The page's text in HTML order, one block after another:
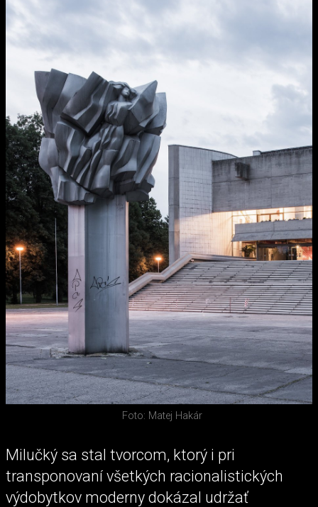
Foto: Matej Hakár
Milučký sa stal tvorcom, ktorý i pri
transponovaní všetkých racionalistických
výdobytkov moderny dokázal udržať